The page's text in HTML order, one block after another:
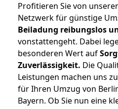
Profitieren Sie von
Netzwerk für günstige
Beiladung reibungslos
vonstattengeht. Dabei
besonderen Wert auf
Zuverlässigkeit. Die
Leistungen machen uns
für Ihren Umzug von
Bayern. Ob Sie nun eine